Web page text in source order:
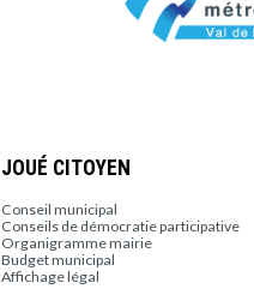
JOUÉ CITOYEN
Conseil municipal
Conseils de démocratie participative
Organigramme mairie
Budget municipal
Affichage légal